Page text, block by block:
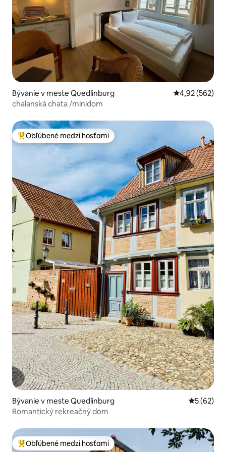
Bývanie v meste Quedlinburg Priemerné
4,92 (562)
chalanská chata /minidom
Najobľúbenejšie medzi hosťami
Obľúbené medzi hosťami
Bývanie v meste Quedlinburg
5 (62)
Romantický rekreačný dom
Najobľúbenejšie medzi hosťami
Obľúbené medzi hosťami